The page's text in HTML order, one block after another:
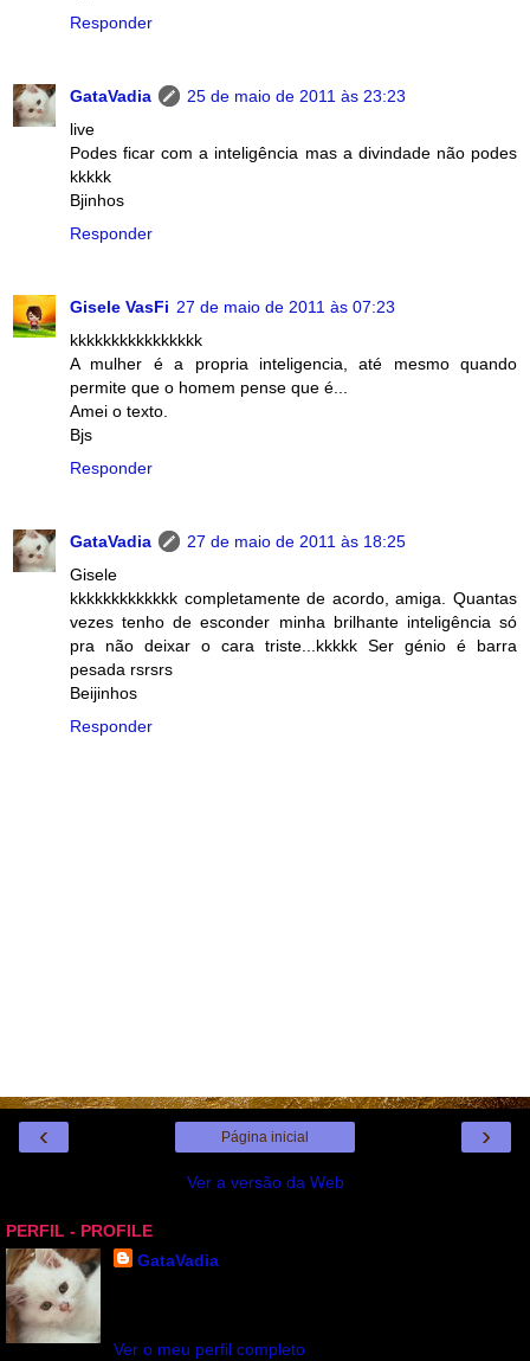
Responder
GataVadia
25 de maio de 2011 às 23:23
live
Podes ficar com a inteligência mas a divindade não podes
kkkkk
Bjinhos
Responder
Gisele VasFi 27 de maio de 2011 às 07:23
kkkkkkkkkkkkkkkk
A mulher é a propria inteligencia, até mesmo quando
permite que o homem pense que é...
Amei o texto.
Bjs
Responder
GataVadia
27 de maio de 2011 às 18:25
Gisele
kkkkkkkkkkkkk completamente de acordo, amiga. Quantas
vezes tenho de esconder minha brilhante inteligência só
pra não deixar o cara triste...kkkkk Ser génio é barra
pesada rsrsrs
Beijinhos
Responder
‹ ›
Página inicial
Ver a versão da Web
PERFIL - PROFILE
GataVadia
Ver o meu perfil completo